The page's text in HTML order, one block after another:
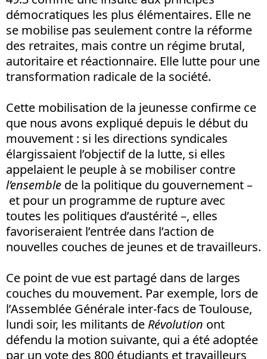
démocratiques les plus élémentaires. Elle ne
se mobilise pas seulement contre la réforme
des retraites, mais contre un régime brutal,
autoritaire et réactionnaire. Elle lutte pour une
transformation radicale de la société.
Cette mobilisation de la jeunesse confirme ce
que nous avons expliqué depuis le début du
mouvement : si les directions syndicales
élargissaient l’objectif de la lutte, si elles
appelaient le peuple à se mobiliser contre
l’ensemble de la politique du gouvernement –
et pour un programme de rupture avec
toutes les politiques d’austérité –, elles
favoriseraient l’entrée dans l’action de
nouvelles couches de jeunes et de travailleurs.
Ce point de vue est partagé dans de larges
couches du mouvement. Par exemple, lors de
l’Assemblée Générale inter-facs de Toulouse,
lundi soir, les militants de Révolution ont
défendu la motion suivante, qui a été adoptée
par un vote des 800 étudiants et travailleurs